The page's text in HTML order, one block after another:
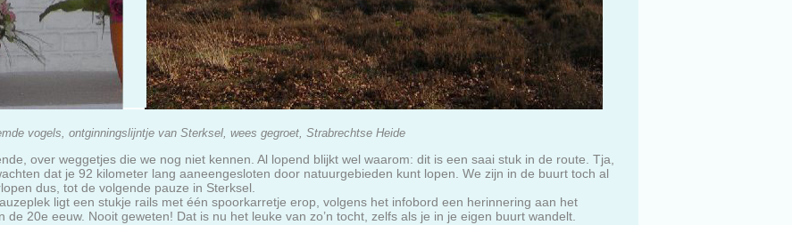
vogels, ontginningslijntje van Sterksel, wees gegroet, Strabrechtse Heide
over weggetjes die we nog niet kennen. Al lopend blijkt wel waarom: dit is een saai stuk in de route. Tja,
dat je 92 kilometer lang aaneengesloten door natuurgebieden kunt lopen. We zijn in de buurt toch al
dus, tot de volgende pauze in Sterksel.
ligt een stukje rails met één spoorkarretje erop, volgens het infobord een herinnering aan het
20e eeuw. Nooit geweten! Dat is nu het leuke van zo’n tocht, zelfs als je in je eigen buurt wandelt.